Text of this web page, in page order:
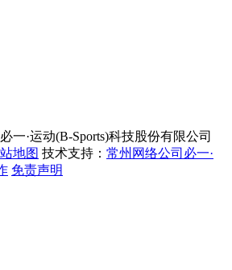
一·运动(B-Sports)科技股份有限公司
地图 技术支持： 常州网络公司必一·
免责声明